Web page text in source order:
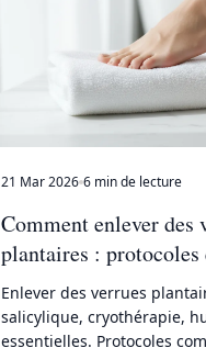
21 Mar 2026 6 min de lecture
Comment enlever des
plantaires : protocoles
Enlever des verrues
salicylique, cryothérapie,
essentielles. Protocoles